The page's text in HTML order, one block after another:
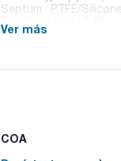
Septum : PTFE/Silicone
Pack (u.) : 100
las muestras que se
Ver más
COA